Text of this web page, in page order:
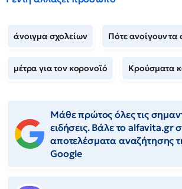
άνοιγμα σχολείων Πότε ανοίγουν τα
μέτρα για τον κορονοϊό Κρούσματα
Μάθε πρώτος όλες τις
ειδήσεις. Βάλε το alfavita.gr
αποτελέσματα αναζήτησης
Google